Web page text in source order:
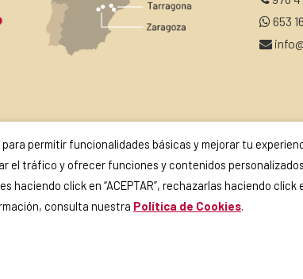
653
Si continúas, aceptas lapolítica de privacidad
permitir funcionalidades básicas y mejorar tu
el tráfico y ofrecer funciones y contenidos
click en “ACEPTAR”, rechazarlas haciendo click
consulta nuestra Política de Cookies.